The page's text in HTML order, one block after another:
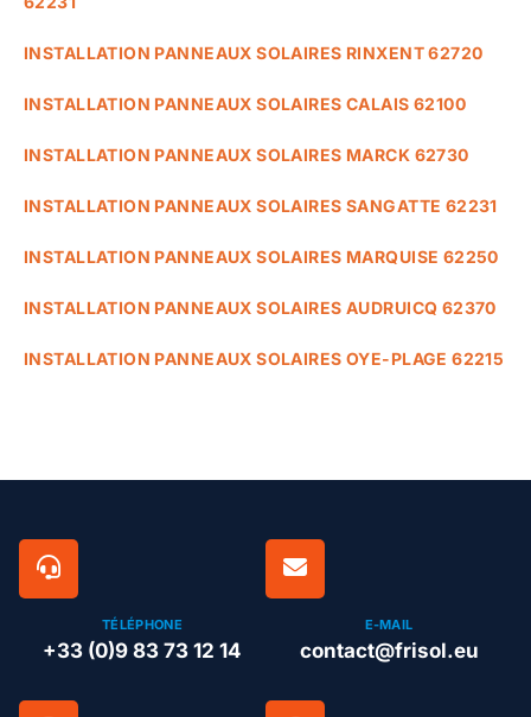
INSTALLATION PANNEAUX SOLAIRES RINXENT 62720
INSTALLATION PANNEAUX SOLAIRES CALAIS 62100
INSTALLATION PANNEAUX SOLAIRES MARCK 62730
INSTALLATION PANNEAUX SOLAIRES SANGATTE 62231
INSTALLATION PANNEAUX SOLAIRES MARQUISE 62250
INSTALLATION PANNEAUX SOLAIRES AUDRUICQ 62370
INSTALLATION PANNEAUX SOLAIRES OYE-PLAGE 62215
TÉLÉPHONE
+33 (0)9 83 73 12 14
E-MAIL
contact@frisol.eu